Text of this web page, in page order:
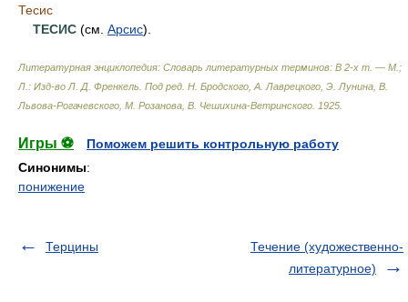
Тесис
ТЕСИС (см. Арсис).
Литературная энциклопедия: Словарь литературных терминов: В 2-х т. — М.;
Л.: Изд-во Л. Д. Френкель Под ред. Н. Бродского, А. Лаврецкого, Э. Лунина, В.
Львова-Рогачевского, М. Розанова, В. Чешихина-Ветринского 1925
Игры ⚽
Поможем решить контрольную работу
Синонимы:
понижение
Терцины
Течение (художественно-
литературное)